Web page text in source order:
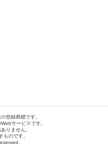
登録商標です。
サービスです。
りません。
ものです。